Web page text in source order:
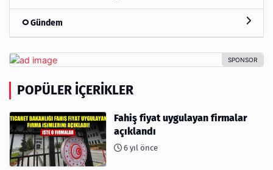
Gündem
POPÜLER İÇERIKLER
Fahiş fiyat uygulayan firmalar
açıklandı
6 yıl önce